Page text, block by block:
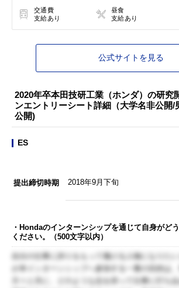
交通費
支給あり
昼食
支給あり
公式サイトを見る
2020年卒本田技研工業（ホンダ）の研究
ンエントリーシート詳細（大学名非公開/
公開)
ES
提出締切時期 2018年9月下旬
・Hondaのインターンシップを通じて自身がど
ください。（500文字以内）
自分の仕事に誇りをもって働ける人物になりた
が本インターンシップへ参加する一番の目的は
方々と共に、どのような志を持って仕事に打ち